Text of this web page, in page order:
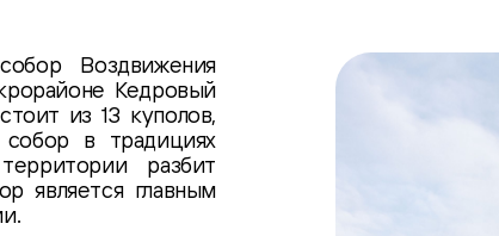
Воздвижения
Кедровый
из 13 куполов,
в традициях
разбит
является главным